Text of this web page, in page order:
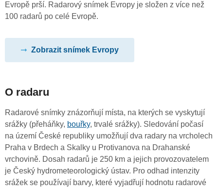
Evropě prší. Radarový snímek Evropy je složen z více než
100 radarů po celé Evropě.
Zobrazit snímek Evropy
O radaru
Radarové snímky znázorňují místa, na kterých se vyskytují
srážky (přeháňky, bouřky, trvalé srážky). Sledování počasí
na území České republiky umožňují dva radary na vrcholech
Praha v Brdech a Skalky u Protivanova na Drahanské
vrchovině. Dosah radarů je 250 km a jejich provozovatelem
je Český hydrometeorologický ústav. Pro odhad intenzity
srážek se používají barvy, které vyjadřují hodnotu radarové